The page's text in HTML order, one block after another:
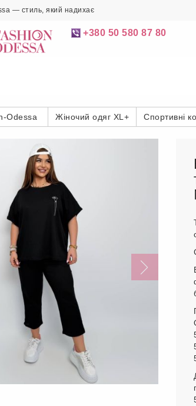
— стиль, який надихає
+380 50 580 87 80
Odessa Жіночий одяг XL+ Спортивні